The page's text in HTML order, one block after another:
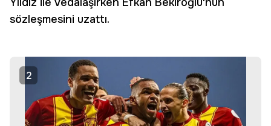
sözleşmesini uzattı.
2